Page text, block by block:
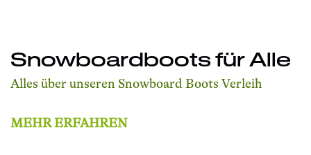
Snowboardboots für Alle
Alles über unseren Snowboard Boots Verleih
MEHR ERFAHREN